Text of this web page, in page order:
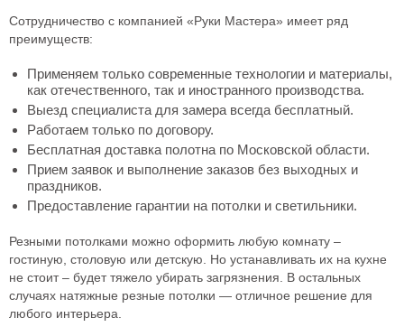
Сотрудничество с компанией «Руки Мастера» имеет ряд
преимуществ:
Применяем только современные технологии и материалы,
как отечественного, так и иностранного производства.
Выезд специалиста для замера всегда бесплатный.
Работаем только по договору.
Бесплатная доставка полотна по Московской области.
Прием заявок и выполнение заказов без выходных и
праздников.
Предоставление гарантии на потолки и светильники.
Резными потолками можно оформить любую комнату –
гостиную, столовую или детскую. Но устанавливать их на кухне
не стоит – будет тяжело убирать загрязнения. В остальных
случаях натяжные резные потолки — отличное решение для
любого интерьера.